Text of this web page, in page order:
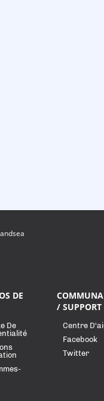
DE
De
/ SUPPORT
Centre
Facebook
Twitter